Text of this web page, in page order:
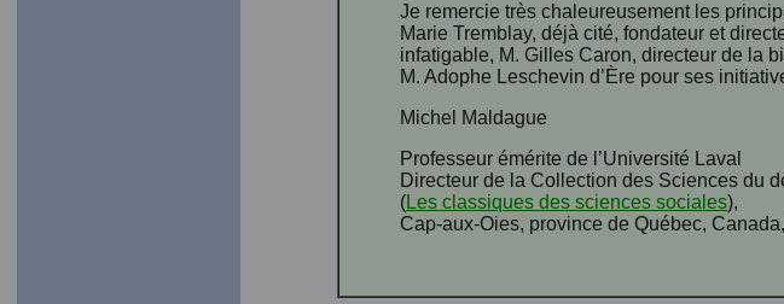
Je remercie très chaleureusement les
Marie Tremblay, déjà cité, fondateur et
infatigable, M. Gilles Caron, directeur de la
M. Adophe Leschevin d’Ère pour ses
Michel Maldague
Professeur émérite de l’Université Laval
Directeur de la Collection des Sciences du
(Les classiques des sciences sociales),
Cap-aux-Oies, province de Québec,